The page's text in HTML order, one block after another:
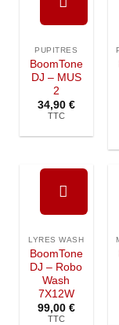
la liste de
souhaits
PUPITRES
BoomTone
DJ – MUS
2
34,90 €
TTC
la liste de
souhaits
LYRES WASH
BoomTone
DJ – Robo
Wash
7X12W
99,00 €
TTC